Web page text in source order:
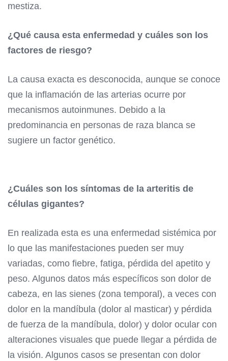
mestiza.
¿Qué causa esta enfermedad y cuáles son los
factores de riesgo?
La causa exacta es desconocida, aunque se conoce
que la inflamación de las arterias ocurre por
mecanismos autoinmunes. Debido a la
predominancia en personas de raza blanca se
sugiere un factor genético.
¿Cuáles son los síntomas de la arteritis de
células gigantes?
En realizada esta es una enfermedad sistémica por
lo que las manifestaciones pueden ser muy
variadas, como fiebre, fatiga, pérdida del apetito y
peso. Algunos datos más específicos son dolor de
cabeza, en las sienes (zona temporal), a veces con
dolor en la mandíbula (dolor al masticar) y pérdida
de fuerza de la mandíbula, dolor) y dolor ocular con
alteraciones visuales que puede llegar a pérdida de
la visión. Algunos casos se presentan con dolor